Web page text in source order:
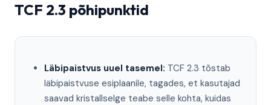
TCF 2.3 põhipunktid
Läbipaistvus uuel tasemel: TCF 2.3 tõstab
läbipaistvuse esiplaanile, tagades, et kasutajad
saavad kristallselge teabe selle kohta, kuidas